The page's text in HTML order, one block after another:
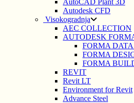
AutoCAD Plant 3D
Autodesk CFD
Visokogradnja
AEC COLLECTION
AUTODESK
FORMA
FORMA
FORMA
REVIT
Revit LT
Environment for Revit
Advance Steel